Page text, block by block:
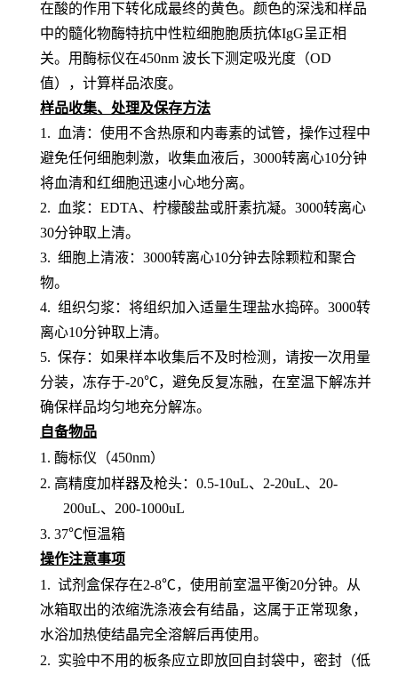
在酸的作用下转化成最终的黄色。颜色的深浅和样品
中的髓化物酶特抗中性粒细胞胞质抗体IgG呈正相
关。用酶标仪在450nm 波长下测定吸光度（OD
值），计算样品浓度。
样品收集、处理及保存方法
1. 血清：使用不含热原和内毒素的试管，操作过程中
避免任何细胞刺激，收集血液后，3000转离心10分钟
将血清和红细胞迅速小心地分离。
2. 血浆：EDTA、柠檬酸盐或肝素抗凝。3000转离心
30分钟取上清。
3. 细胞上清液：3000转离心10分钟去除颗粒和聚合
物。
4. 组织匀浆：将组织加入适量生理盐水捣碎。3000转
离心10分钟取上清。
5. 保存：如果样本收集后不及时检测，请按一次用量
分装，冻存于-20℃，避免反复冻融，在室温下解冻并
确保样品均匀地充分解冻。
自备物品
1. 酶标仪（450nm）
2. 高精度加样器及枪头： 0.5-10uL、2-20uL、20-
200uL、200-1000uL
3. 37℃恒温箱
操作注意事项
1. 试剂盒保存在2-8℃，使用前室温平衡20分钟。从
冰箱取出的浓缩洗涤液会有结晶，这属于正常现象，
水浴加热使结晶完全溶解后再使用。
2. 实验中不用的板条应立即放回自封袋中，密封（低